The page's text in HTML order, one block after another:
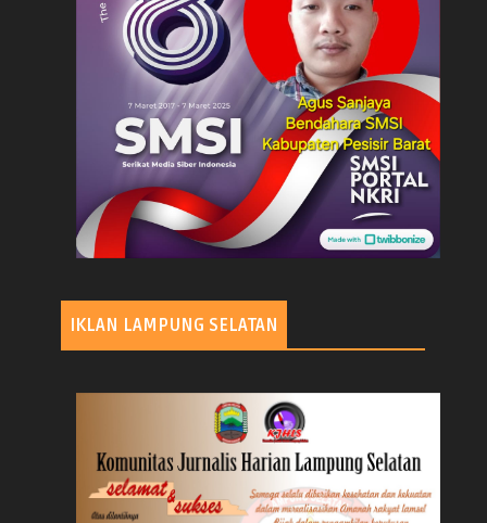
IKLAN LAMPUNG SELATAN